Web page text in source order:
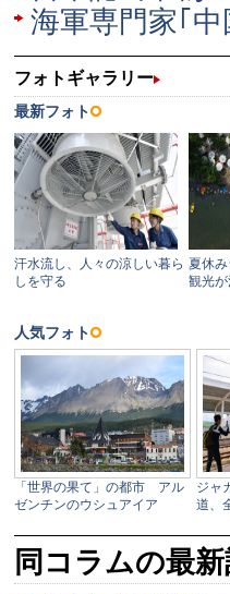
海軍専門家｢
同コラムの最